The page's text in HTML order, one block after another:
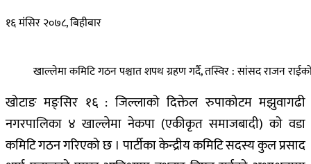
१६ मंसिर २०७८, बिहीबार
खाल्लेमा कमिटि गठन पश्चात शपथ ग्रहण गर्दै, तस्विर : सांसद राजन
खोटाङ मङ्सिर १६ : जिल्लाको दिक्तेल रुपाकोटम मझुवागढी
नगरपालिका ४ खाल्लेमा नेकपा (एकीकृत समाजबादी) को वडा
कमिटि गठन गरिएको छ । पार्टीका केन्द्रीय कमिटि सदस्य कुल प्रसाद